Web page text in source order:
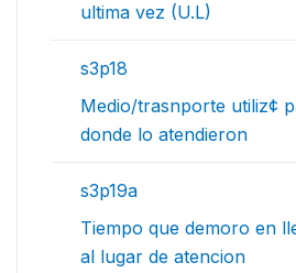
ultima vez (U.L)
s3p18
Medio/trasnporte utiliz¢
donde lo atendieron
s3p19a
Tiempo que demoro en
al lugar de atencion